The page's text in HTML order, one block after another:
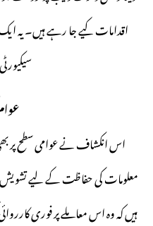
اقدامات کیے جا رہے ہیں۔ یہ
اس انکشاف نے عوامی سطح پر
معلومات کی حفاظت کے لیے
ہیں کہ وہ اس معاملے پر فوری